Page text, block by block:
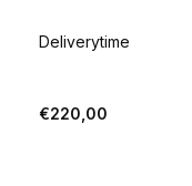
Deliverytime
€220,00